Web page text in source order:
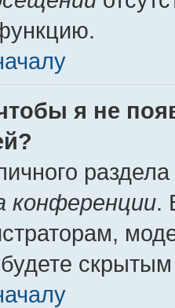
я не
конференции.